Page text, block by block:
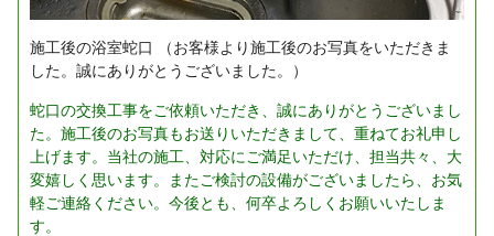
施工後の浴室蛇口
（お客様より施工後のお写真をいただきま
した。誠にありがとうございました。）
蛇口の交換工事をご依頼いただき、誠にありがとうございまし
た。施工後のお写真もお送りいただきまして、重ねてお礼申し
上げます。当社の施工、対応にご満足いただけ、担当共々、大
変嬉しく思います。またご検討の設備がございましたら、お気
軽ご連絡ください。今後とも、何卒よろしくお願いいたしま
す。